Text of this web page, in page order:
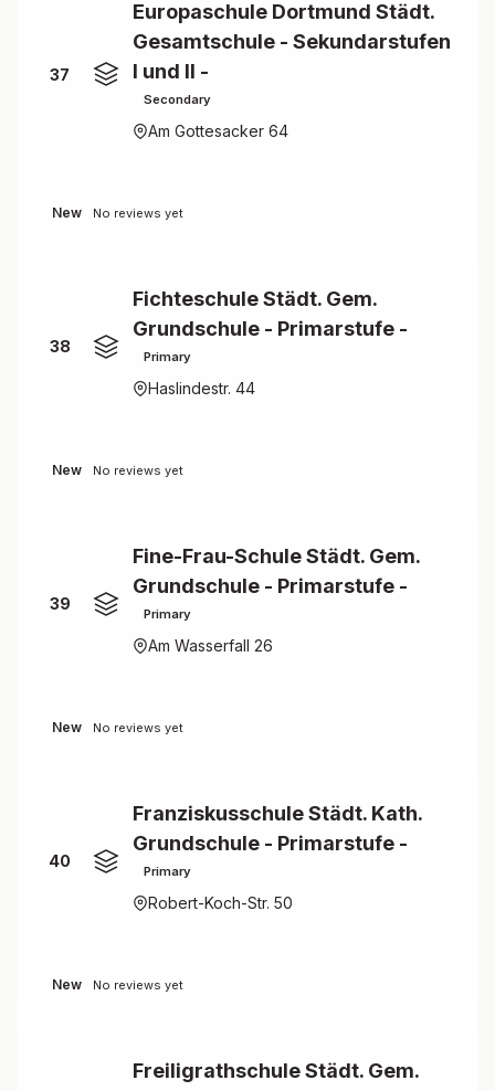
37
Europaschule Dortmund Städt.
Gesamtschule - Sekundarstufen
I und II -
Secondary
Am Gottesacker 64
New No reviews yet
38
Fichteschule Städt. Gem.
Grundschule - Primarstufe -
Primary
Haslindestr. 44
New No reviews yet
39
Fine-Frau-Schule Städt. Gem.
Grundschule - Primarstufe -
Primary
Am Wasserfall 26
New No reviews yet
40
Franziskusschule Städt. Kath.
Grundschule - Primarstufe -
Primary
Robert-Koch-Str. 50
New No reviews yet
Freiligrathschule Städt. Gem.